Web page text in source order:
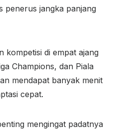
penerus jangka panjang
kompetisi di empat ajang
Champions, dan Piala
mendapat banyak menit
cepat.
mengingat padatnya